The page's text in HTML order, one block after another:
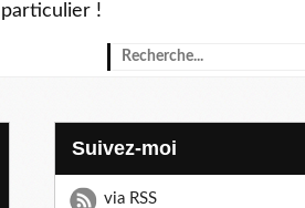
!
Suivez-moi
via RSS